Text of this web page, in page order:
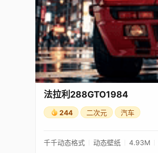
法拉利288GTO1984
244 二次元 汽车
千千动态格式 动态壁纸 4.93M